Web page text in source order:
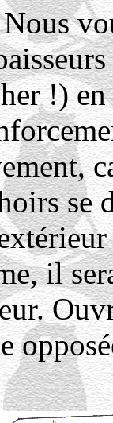
!)
se
il